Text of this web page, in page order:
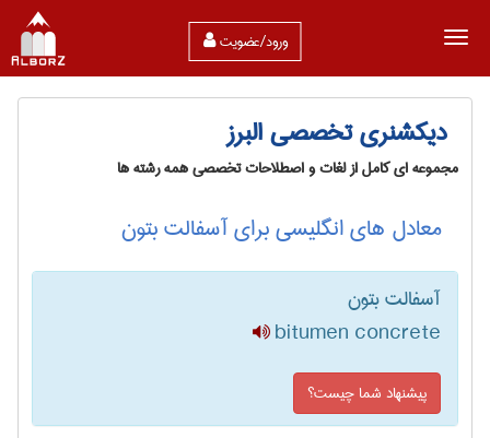
ورود/عضویت
دیکشنری تخصصی البرز
مجموعه ای کامل از لغات و اصطلاحات تخصصی همه رشته ها
معادل های انگلیسی برای آسفالت بتون
آسفالت بتون
bitumen concrete
پیشنهاد شما چیست؟